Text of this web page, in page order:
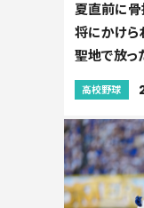
夏直前に
将にかけ
聖地で放っ
高校野球